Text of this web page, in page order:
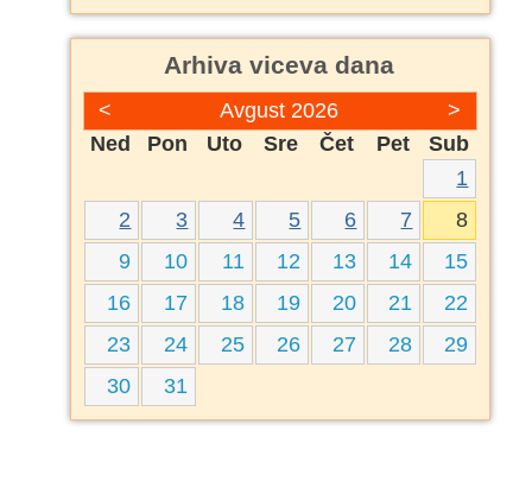
Arhiva viceva dana
< >
Avgust 2026
Ned
Pon Uto Sre Čet Pet
Sub
1
2
3 4 5 6 7
8
9
10 11 12 13 14
15
16
17 18 19 20 21
22
23
24 25 26 27 28
29
30
31